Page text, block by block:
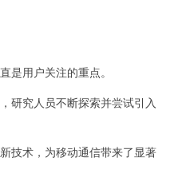
用户关注的重点。
究人员不断探索并尝试引入
术，为移动通信带来了显著